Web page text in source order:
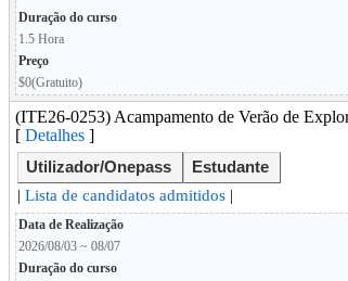
Duração do curso
1.5 Hora
Preço
$0(Gratuito)
(ITE26-0253) Acampamento de Verão de
[ Detalhes ]
Utilizador/Onepass
Estudante
| Lista de candidatos admitidos |
Data de Realização
2026/08/03 ~ 08/07
Duração do curso